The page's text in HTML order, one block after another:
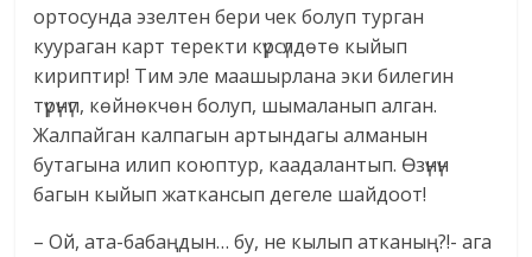
ортосунда эзелтен бери чек болуп турган
куураган карт теректи күрсүлдөтө кыйып
кириптир! Тим эле маашырлана эки билегин
түрүнүп, көйнөкчөн болуп, шымаланып алган.
Жалпайган калпагын артындагы алманын
бутагына илип коюптур, каадалантып. Өзүнүн
багын кыйып жаткансып дегеле шайдоот!
– Ой, ата-бабаңдын… бу, не кылып атканың?!- ага